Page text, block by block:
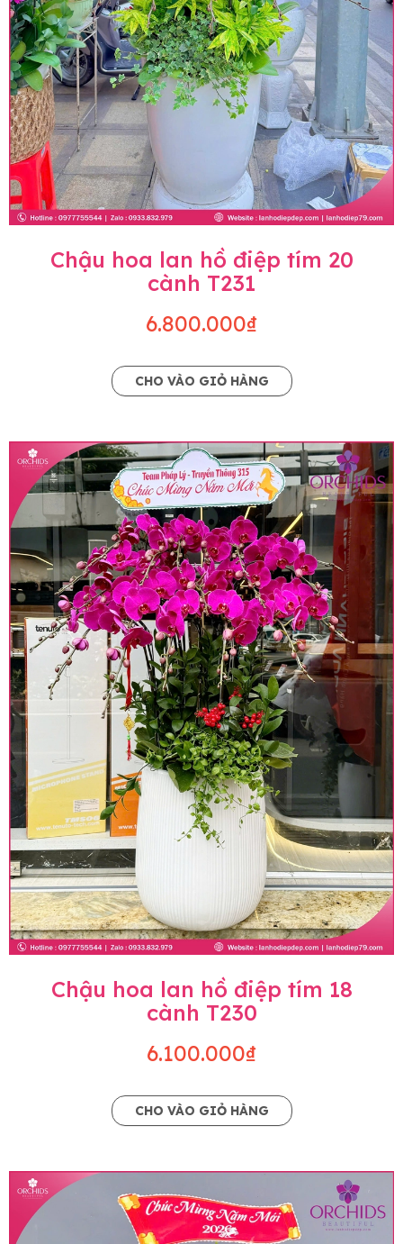
Chậu hoa lan hồ điệp tím 20
cành T231
6.800.000₫
CHO VÀO GIỎ HÀNG
Chậu hoa lan hồ điệp tím 18
cành T230
6.100.000₫
CHO VÀO GIỎ HÀNG